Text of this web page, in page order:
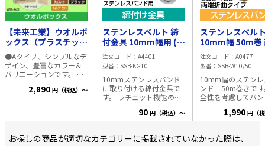
【未来工業】ウオルボ
ックス（プラスチック
製防雨ボックス）屋根
無（ヨコ型）タテ寸法
280mm（ベージュ）
●Aタイプ、シンプルなデ
ザイン、豊富なカラー＆
バリエーションです。 ●
す。 ●木板は正面から脱
2,890 円（税込）～
ステンレスベルト 締
付金具 10mm幅用 (ス
テンレスバンド用金
具)
注文コード
A4401
型番
SSB-KG10
10mmステンレスバンド
に取り付ける締付金具で
す。 ラチェット機能の付
置が可能です。 素材:ステ
90 円（税込）～
ステンレスベル
10mm幅 50m巻
折曲げ
注文コード
A0477
型番
SSB-W10/50
10mm幅のステン
ンド 50m巻きです
全性を考慮してバ
ています。 素材:ステンレ1,990 円（
お探しの商品が適切なカテゴリーに掲載されていなかった際は、